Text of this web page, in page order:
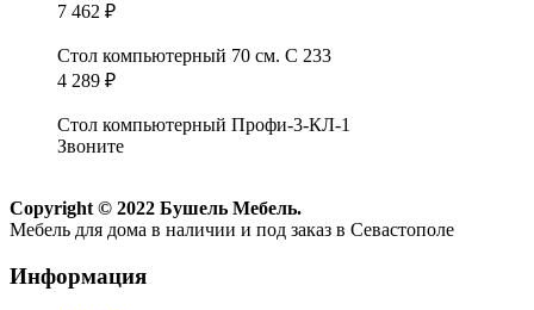
7 462 ₽
Стол компьютерный 70 см. С 233
4 289 ₽
Стол компьютерный Профи-3-КЛ-1
Звоните
Copyright © 2022 Бушель Мебель.
Мебель для дома в наличии и под заказ в Севастополе
Информация